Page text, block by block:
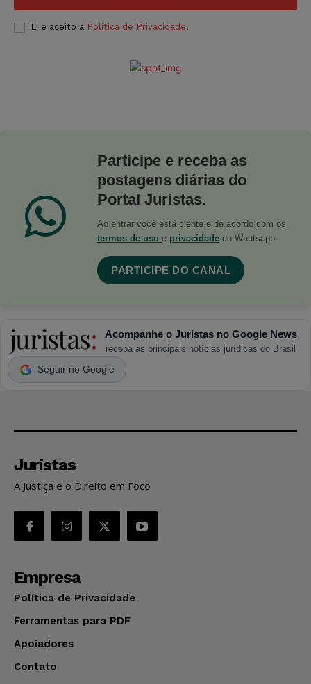
Li e aceito a Política de Privacidade.
Participe e receba as
postagens diárias do
Portal Juristas.
Ao entrar você está ciente e de acordo com os
termos de uso e privacidade do Whatsapp.
PARTICIPE DO CANAL
Acompanhe o Juristas no Google News
receba as principais notícias jurídicas do Brasil
Seguir no Google
Juristas
A Justiça e o Direito em Foco
Empresa
Política de Privacidade
Ferramentas para PDF
Apoiadores
Contato